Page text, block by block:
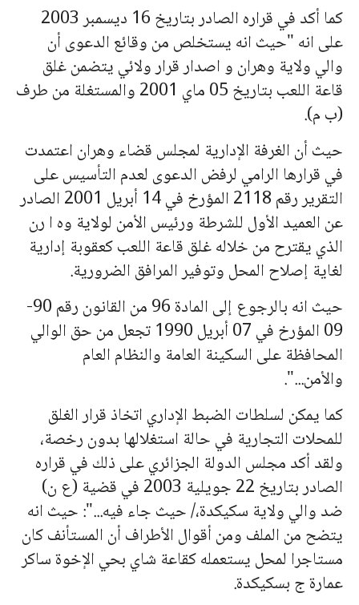
كما أكد في قراره الصادر بتاريخ 16 ديسمبر 2003
على انه "حيث انه يستخلص من وقائع الدعوى أن
والي ولاية وهران و اصدار قرار ولائي يتضمن غلق
قاعة اللعب بتاريخ 05 ماي 2001 والمستغلة من طرف
(ب م).
حيث أن الغرفة الإدارية لمجلس قضاء وهران اعتمدت
في قرارها الرامي لرفض الدعوى لعدم التأسيس على
التقرير رقم 2118 المؤرخ في 14 أبريل 2001 الصادر
عن العميد الأول للشرطة ورئيس الأمن لولاية وه ا رن
الذي يقترح من خلاله غلق قاعة اللعب كعقوبة إدارية
لغاية إصلاح المحل وتوفير المرافق الضرورية.
حيث انه بالرجوع إلى المادة 96 من القانون رقم 90-
09 المؤرخ في 07 أبريل 1990 تجعل من حق الوالي
المحافظة على السكينة العامة والنظام العام
والأمن...".
كما يمكن لسلطات الضبط الإداري اتخاذ قرار الغلق
للمحلات التجارية في حالة استغلالها بدون رخصة،
ولقد أكد مجلس الدولة الجزائري على ذلك في قراره
الصادر بتاريخ 22 جويلية 2003 في قضية (ع ن)
ضد والي ولاية سكيكدة،/ حيث جاء فيه...": حيث انه
يتضح من الملف ومن أقوال الأطراف أن المستأنف كان
مستاجرا لمحل يستعمله كقاعة شاي بحي الإخوة ساكر
عمارة ج بسكيكدة.